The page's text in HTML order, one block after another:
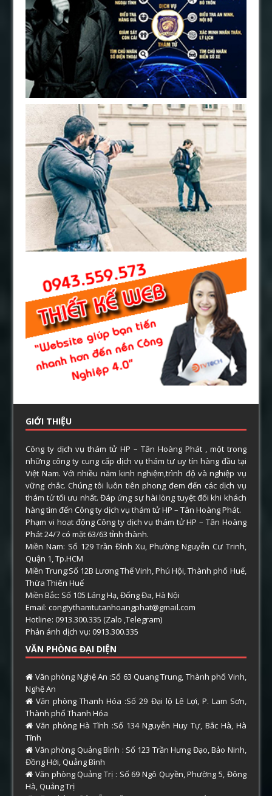
GIỚI THIỆU
Công ty dịch vụ thám tử HP – Tân Hoàng Phát , một trong
những công ty cung cấp dịch vụ thám tư uy tín hàng đầu tại
Việt Nam. Với nhiều năm kinh nghiệm,trình độ và nghiệp vụ
vững chắc. Chúng tôi luôn tiên phong đem đến các dịch vụ
thám tử tối ưu nhất. Đáp ứng sự hài lòng tuyệt đối khi khách
hàng tìm đến Công ty dịch vụ thám tử HP – Tân Hoàng Phát.
Phạm vi hoạt động Công ty dịch vụ thám tử HP – Tân Hoàng
Phát 24/7 có mặt 63/63 tỉnh thành.
Miền Nam: Số 129 Trần Đình Xu, Phường Nguyễn Cư Trinh,
Quận 1, Tp.HCM
Miền Trung:Số 12B Lương Thế Vinh, Phú Hội, Thành phố Huế,
Thừa Thiên Huế
Miền Bắc: Số 105 Láng Hạ, Đống Đa, Hà Nội
Email: congtythamtutanhoangphat@gmail.com
Hotline: 0913.300.335 (Zalo ,Telegram)
Phản ánh dịch vụ: 0913.300.335
VĂN PHÒNG ĐẠI DIỆN
Văn phòng Nghệ An :Số 63 Quang Trung, Thành phố Vinh,
Nghệ An
Văn phòng Thanh Hóa :Số 29 Đại lộ Lê Lợi, P. Lam Sơn,
Thành phố Thanh Hóa
Văn phòng Hà Tĩnh :Số 134 Nguyễn Huy Tự, Bắc Hà, Hà
Tĩnh
Văn phòng Quảng Bình : Số 123 Trần Hưng Đạo, Bảo Ninh,
Đồng Hới, Quảng Bình
Văn phòng Quảng Trị : Số 69 Ngô Quyền, Phường 5, Đông
Hà, Quảng Trị